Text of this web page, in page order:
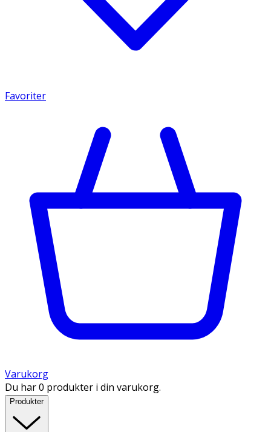
Favoriter
Varukorg
Du har 0 produkter i din varukorg.
Produkter